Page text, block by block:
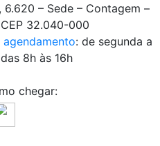
– Sede – Contagem –
32.040-000
agendamento: de segunda a
8h às 16h
chegar: